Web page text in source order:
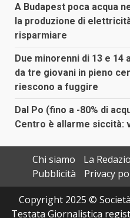
A Budapest poca acqua
la produzione di
risparmiare
Due minorenni di 13 e
da tre giovani in pieno
riescono a fuggire
Dal Po (fino a -80% di
Centro è allarme siccità:
Chi siamo
La
Pubblicità
Privacy
Copyright 2025 ©
Testata Giornalistica